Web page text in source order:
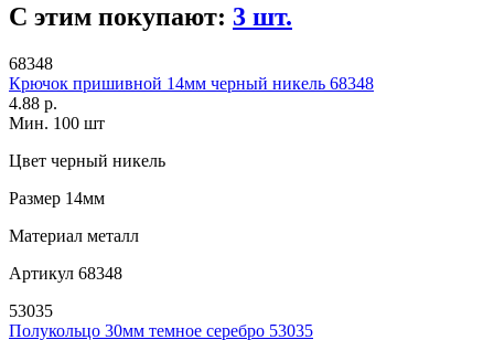
С этим покупают: 3 шт.
68348
Крючок пришивной 14мм черный никель 68348
4.88 р.
Мин. 100 шт
Цвет черный никель
Размер 14мм
Материал металл
Артикул 68348
53035
Полукольцо 30мм темное серебро 53035